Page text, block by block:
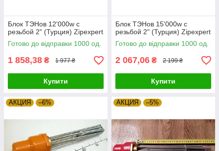
Блок ТЭНов 12'000w с
резьбой 2" (Турция) Zipexpert
Готово до відправки 1000 од.
1 858,38 ₴ 1 977 ₴
Купити
Блок ТЭНов 15'000w с
резьбой 2" (Турция) Zipexpert
Готово до відправки 1000 од.
2 067,06 ₴ 2 199 ₴
Купити
АКЦИЯ –6% АКЦИЯ –5%